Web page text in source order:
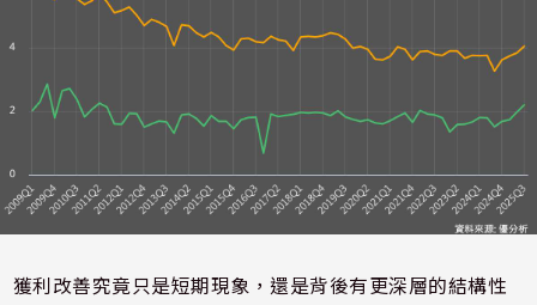
獲利改善究竟只是短期現象，還是背後有更深層的結構性